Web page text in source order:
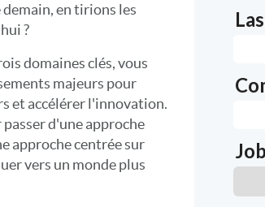
en tirions les
?
domaines clés, vous
majeurs pour
et accélérer l'innovation.
d'une approche
approche centrée sur
vers un monde plus